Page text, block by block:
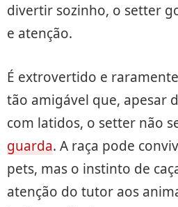
divertir sozinho, o setter
e atenção.
É extrovertido e
tão amigável que, apesar
com latidos, o setter não
guarda. A raça pode
pets, mas o instinto de
atenção do tutor aos